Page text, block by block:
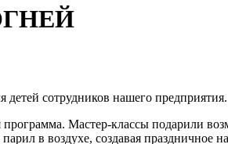
сотрудников нашего предприятия.
программа. Мастер-классы подарили
в воздухе, создавая праздничное